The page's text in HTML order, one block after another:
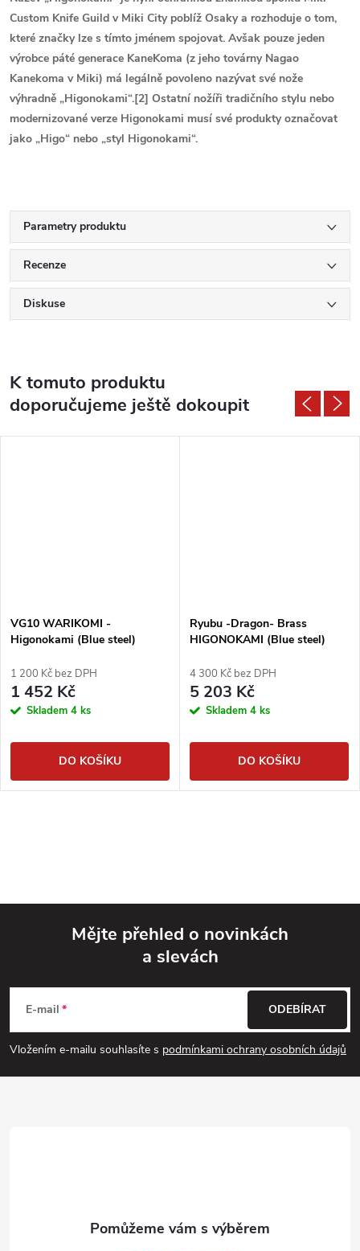
Custom Knife Guild v Miki City poblíž Osaky a rozhoduje o tom,
které značky lze s tímto jménem spojovat. Avšak pouze jeden
výrobce páté generace KaneKoma (z jeho továrny Nagao
Kanekoma v Miki) má legálně povoleno nazývat své nože
výhradně „Higonokami“.[2] Ostatní nožíři tradičního stylu nebo
modernizované verze Higonokami musí své produkty označovat
jako „Higo“ nebo „styl Higonokami“.
Parametry produktu
Recenze
Diskuse
K tomuto produktu
doporučujeme ještě dokoupit
VG10 WARIKOMI -
Higonokami (Blue steel)
1 200 Kč bez DPH
1 452 Kč
Skladem 4 ks
DO KOŠÍKU
Ryubu -Dragon- Brass
HIGONOKAMI (Blue steel)
4 300 Kč bez DPH
5 203 Kč
Skladem 4 ks
DO KOŠÍKU
p
a
Mějte přehled o novinkách
a slevách
E-mail
Vložením e-mailu souhlasíte s podmínkami ochrany osobních údajů
ODEBÍRAT